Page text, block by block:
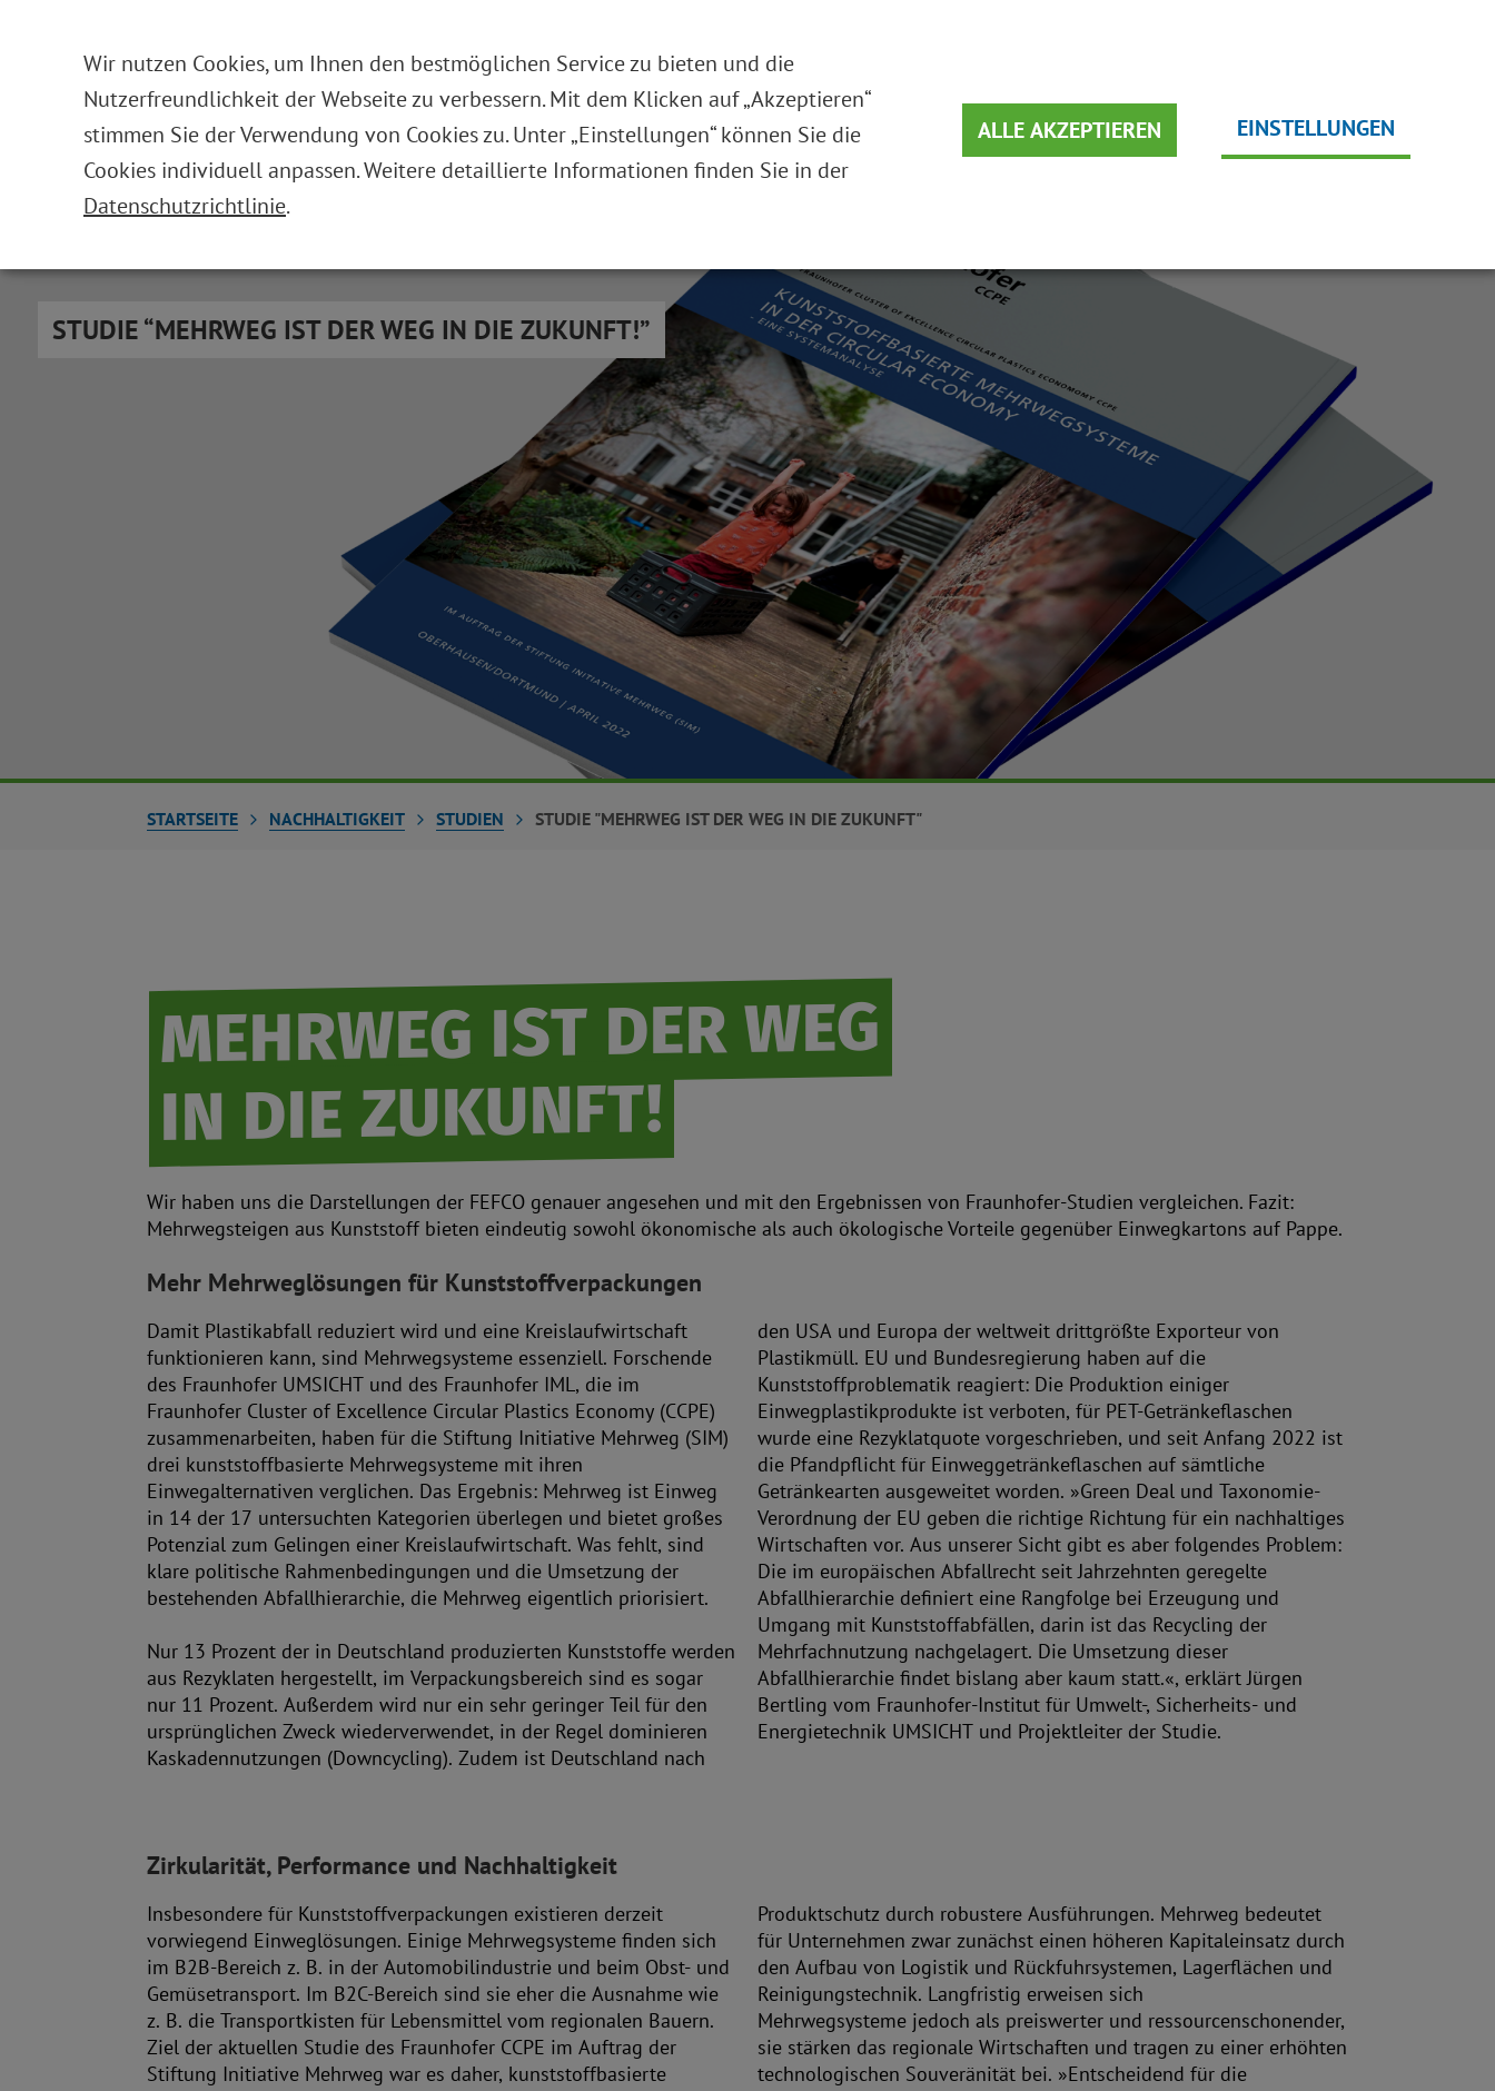
Wir nutzen Cookies, um Ihnen den bestmöglichen Service zu bieten und die
Nutzerfreundlichkeit der Webseite zu verbessern. Mit dem Klicken auf „Akzeptieren“
stimmen Sie der Verwendung von Cookies zu. Unter „Einstellungen“ können Sie die
Cookies individuell anpassen. Weitere detaillierte Informationen finden Sie in der
Datenschutzrichtlinie.
ALLE AKZEPTIEREN EINSTELLUNGEN
DIE STIFTUNG
STUDIEN
STUDIE “MEHRWEG IST DER WEG IN DIE ZUKUNFT!”
STARTSEITE NACHHALTIGKEIT STUDIEN STUDIE "MEHRWEG IST DER WEG IN DIE ZUKUNFT"
MEHRWEG IST DER WEG
IN DIE ZUKUNFT!
Wir haben uns die Darstellungen der FEFCO genauer angesehen und mit den Ergebnissen von Fraunhofer-Studien vergleichen. Fazit:
Mehrwegsteigen aus Kunststoff bieten eindeutig sowohl ökonomische als auch ökologische Vorteile gegenüber Einwegkartons auf Pappe.
Mehr Mehrweglösungen für Kunststoffverpackungen
Damit Plastikabfall reduziert wird und eine Kreislaufwirtschaft
funktionieren kann, sind Mehrwegsysteme essenziell. Forschende
des Fraunhofer UMSICHT und des Fraunhofer IML, die im
Fraunhofer Cluster of Excellence Circular Plastics Economy (CCPE)
zusammenarbeiten, haben für die Stiftung Initiative Mehrweg (SIM)
drei kunststoffbasierte Mehrwegsysteme mit ihren
Einwegalternativen verglichen. Das Ergebnis: Mehrweg ist Einweg
in 14 der 17 untersuchten Kategorien überlegen und bietet großes
Potenzial zum Gelingen einer Kreislaufwirtschaft. Was fehlt, sind
klare politische Rahmenbedingungen und die Umsetzung der
bestehenden Abfallhierarchie, die Mehrweg eigentlich priorisiert.
Nur 13 Prozent der in Deutschland produzierten Kunststoffe werden
aus Rezyklaten hergestellt, im Verpackungsbereich sind es sogar
nur 11 Prozent. Außerdem wird nur ein sehr geringer Teil für den
ursprünglichen Zweck wiederverwendet, in der Regel dominieren
Kaskadennutzungen (Downcycling). Zudem ist Deutschland nach
den USA und Europa der weltweit drittgrößte Exporteur von
Plastikmüll. EU und Bundesregierung haben auf die
Kunststoffproblematik reagiert: Die Produktion einiger
Einwegplastikprodukte ist verboten, für PET-Getränkeflaschen
wurde eine Rezyklatquote vorgeschrieben, und seit Anfang 2022 ist
die Pfandpflicht für Einweggetränkeflaschen auf sämtliche
Getränkearten ausgeweitet worden. »Green Deal und Taxonomie-
Verordnung der EU geben die richtige Richtung für ein nachhaltiges
Wirtschaften vor. Aus unserer Sicht gibt es aber folgendes Problem:
Die im europäischen Abfallrecht seit Jahrzehnten geregelte
Abfallhierarchie definiert eine Rangfolge bei Erzeugung und
Umgang mit Kunststoffabfällen, darin ist das Recycling der
Mehrfachnutzung nachgelagert. Die Umsetzung dieser
Abfallhierarchie findet bislang aber kaum statt.«, erklärt Jürgen
Bertling vom Fraunhofer-Institut für Umwelt-, Sicherheits- und
Energietechnik UMSICHT und Projektleiter der Studie.
Zirkularität, Performance und Nachhaltigkeit
Insbesondere für Kunststoffverpackungen existieren derzeit
vorwiegend Einweglösungen. Einige Mehrwegsysteme finden sich
im B2B-Bereich z. B. in der Automobilindustrie und beim Obst- und
Gemüsetransport. Im B2C-Bereich sind sie eher die Ausnahme wie
z. B. die Transportkisten für Lebensmittel vom regionalen Bauern.
Ziel der aktuellen Studie des Fraunhofer CCPE im Auftrag der
Stiftung Initiative Mehrweg war es daher, kunststoffbasierte
Produktschutz durch robustere Ausführungen. Mehrweg bedeutet
für Unternehmen zwar zunächst einen höheren Kapitaleinsatz durch
den Aufbau von Logistik und Rückfuhrsystemen, Lagerflächen und
Reinigungstechnik. Langfristig erweisen sich
Mehrwegsysteme jedoch als preiswerter und ressourcenschonender,
sie stärken das regionale Wirtschaften und tragen zu einer erhöhten
technologischen Souveränität bei. »Entscheidend für die